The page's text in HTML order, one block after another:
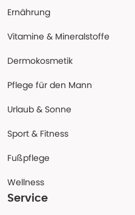
Ernährung
Vitamine & Mineralstoffe
Dermokosmetik
Pflege für den Mann
Urlaub & Sonne
Sport & Fitness
Fußpflege
Wellness
Service